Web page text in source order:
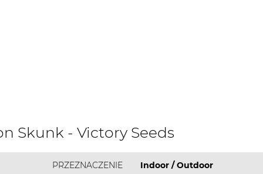
Skunk - Victory Seeds
PRZEZNACZENIE Indoor / Outdoor